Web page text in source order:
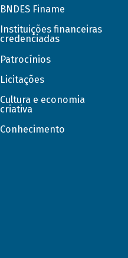
BNDES Finame
Instituições financeiras
credenciadas
Patrocínios
Licitações
Cultura e economia
criativa
Conhecimento